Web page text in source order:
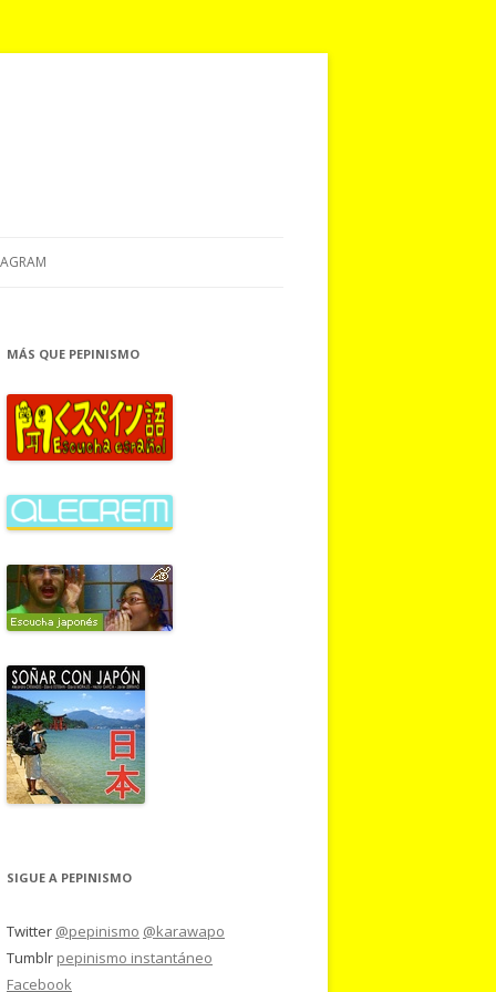
MÁS QUE PEPINISMO
SIGUE A PEPINISMO
Twitter @pepinismo @karawapo
Tumblr pepinismo instantáneo
Facebook